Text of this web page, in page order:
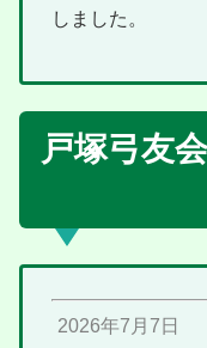
しました。
戸塚弓友
2026年7月7日